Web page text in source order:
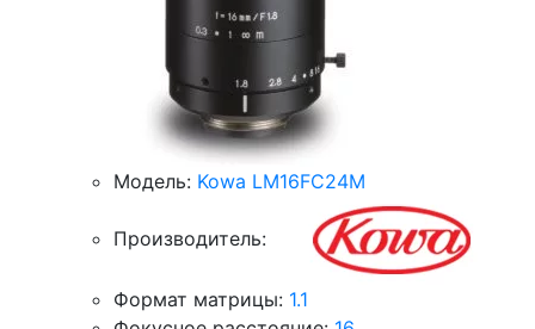
Модель: Kowa LM16FC24M
Производитель:
Формат матрицы: 1.1